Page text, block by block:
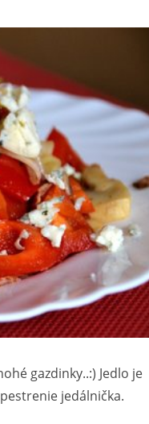
gazdinky..:) Jedlo je
jedálnička.